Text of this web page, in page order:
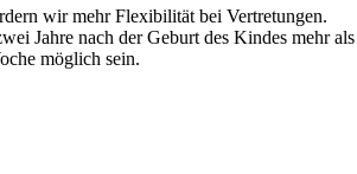
wir mehr Flexibilität bei Vertretungen.
Jahre nach der Geburt des Kindes mehr als
möglich sein.